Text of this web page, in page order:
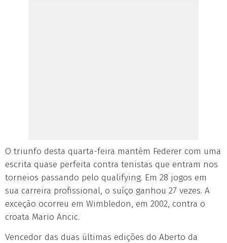
O triunfo desta quarta-feira mantém Federer com uma
escrita quase perfeita contra tenistas que entram nos
torneios passando pelo qualifying. Em 28 jogos em
sua carreira profissional, o suíço ganhou 27 vezes. A
exceção ocorreu em Wimbledon, em 2002, contra o
croata Mario Ancic.
Vencedor das duas últimas edições do Aberto da